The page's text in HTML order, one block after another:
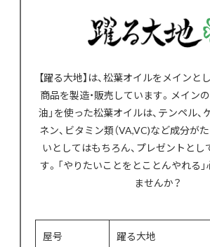
【躍る大地】は、松葉オイルをメインと
商品を製造・販売しています。メイン
油」を使った松葉オイルは、テンペル、
ネン、ビタミン類（VA,VC)など成分が
いとしてはもちろん、プレゼントとし
す。「やりたいことをとことんやれる
ませんか？
屋号 躍る大地